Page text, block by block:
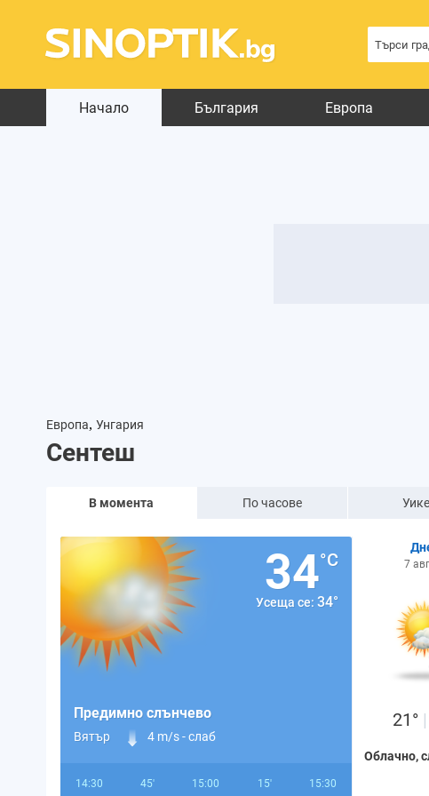
Начало България Европа
Европа, Унгария
Сентеш
В момента По часове
34°C
Усеща се: 34°
Предимно слънчево
Вятър 4 m/s -слаб
14:30 45' 15:00 15' 15:30
7
21° |
Облачно,